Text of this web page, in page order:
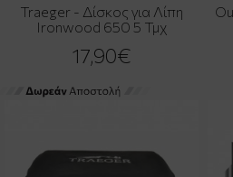
Traeger - Δίσκος για Λίπη
Ironwood 650 5 Τμχ
17,90€